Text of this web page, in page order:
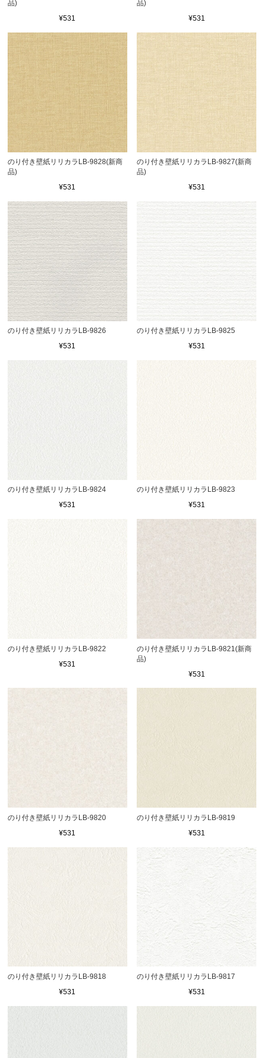
品)
¥531
品)
¥531
のり付き壁紙リリカラLB-9828(新商
品)
¥531
のり付き壁紙リリカラLB-9827(新商
品)
¥531
のり付き壁紙リリカラLB-9826
¥531
のり付き壁紙リリカラLB-9825
¥531
のり付き壁紙リリカラLB-9824
¥531
のり付き壁紙リリカラLB-9823
¥531
のり付き壁紙リリカラLB-9822
¥531
のり付き壁紙リリカラLB-9821(新商
品)
¥531
のり付き壁紙リリカラLB-9820
¥531
のり付き壁紙リリカラLB-9819
¥531
のり付き壁紙リリカラLB-9818
¥531
のり付き壁紙リリカラLB-9817
¥531